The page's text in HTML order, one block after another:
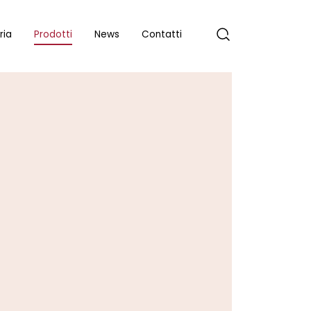
Prodotti News Contatti